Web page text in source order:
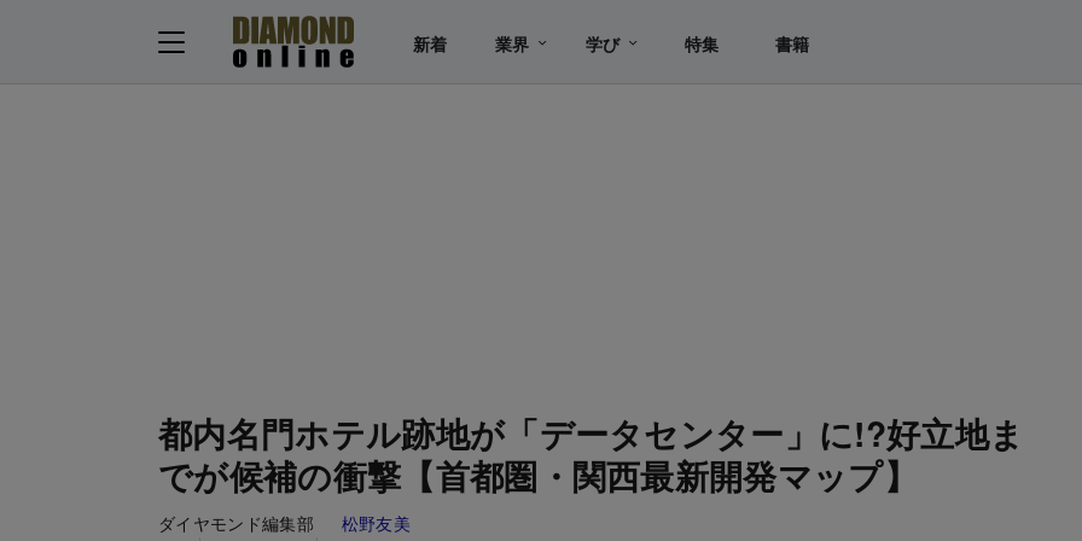
新着 業界 学び 特集 書籍
都内名門ホテル跡地が「データセンター」に!?好立地ま
でが候補の衝撃【首都圏・関西最新開発マップ】
ダイヤモンド編集部 松野友美